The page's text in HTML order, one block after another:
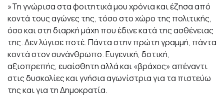
»Τη γνώρισα στα φοιτητικά μου χρόνια και έζησα από
κοντά τους αγώνες της, τόσο στο χώρο της πολιτικής,
όσο και στη διαρκή μάχη που έδινε κατά της ασθένειας
της. Δεν λύγισε ποτέ. Πάντα στην πρώτη γραμμή, πάντα
κοντά στον συνάνθρωπο. Ευγενική, δοτική,
αξιοπρεπής, ευαίσθητη αλλά και «βράχος» απέναντι
στις δυσκολίες και γνήσια αγωνίστρια για τα πιστεύω
της και για τη Δημοκρατία.